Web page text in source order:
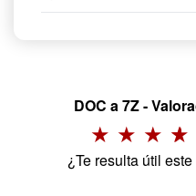
DOC a 7Z -
¿Te resulta útil